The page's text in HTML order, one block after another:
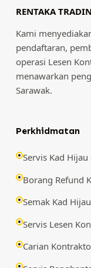
RENTAKA
Kami
pendaftaran,
operasi Lesen
menawarkan
Sarawak.
Perkhidmatan
Servis Kad Hijau
Borang Refund
Semak Kad
Servis Lesen
Carian